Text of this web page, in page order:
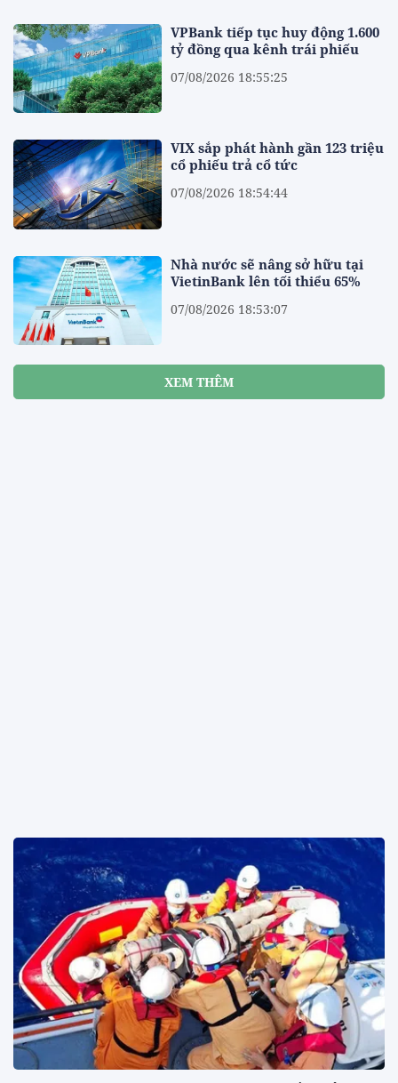
VPBank tiếp tục huy động 1.600
tỷ đồng qua kênh trái phiếu
07/08/2026 18:55:25
VIX sắp phát hành gần 123 triệu
cổ phiếu trả cổ tức
07/08/2026 18:54:44
Nhà nước sẽ nâng sở hữu tại
VietinBank lên tối thiểu 65%
07/08/2026 18:53:07
XEM THÊM